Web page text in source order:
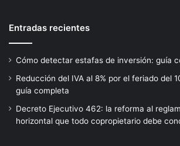
Entradas recientes
Cómo detectar estafas de inversión: guía
Reducción del IVA al 8% por el feriado del
guía completa
Decreto Ejecutivo 462: la reforma al
horizontal que todo copropietario debe